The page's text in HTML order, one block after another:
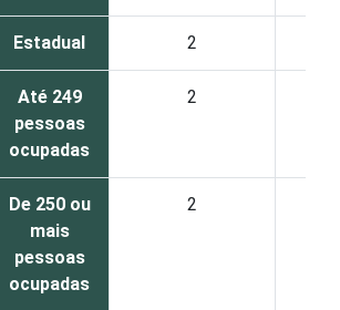
Estadual 2
Até 249
pessoas
ocupadas
2
De 250 ou
mais
pessoas
ocupadas
2